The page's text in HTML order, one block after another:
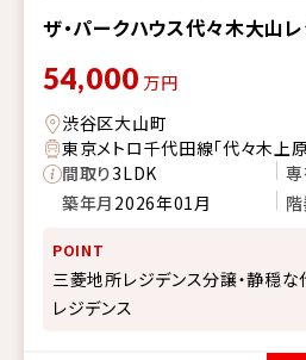
ザ・パークハウス代々木大山
54,000 万円
渋谷区大山町
東京メトロ千代田線「代々木
間取り3LDK
築年月 2026年01月
POINT
三菱地所レジデンス分譲・静穏
レジデンス